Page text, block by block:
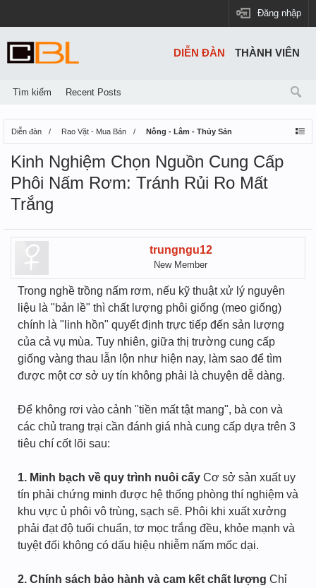
Đăng nhập
Diễn đàn Rao Vặt - Mua Bán Nông - Lâm - Thủy Sản
Kinh Nghiệm Chọn Nguồn Cung Cấp
Phôi Nấm Rơm: Tránh Rủi Ro Mất
Trắng
trungngu12
New Member
Trong nghề trồng nấm rơm, nếu kỹ thuật xử lý nguyên
liệu là "bản lề" thì chất lượng phôi giống (meo giống)
chính là "linh hồn" quyết định trực tiếp đến sản lượng
của cả vụ mùa. Tuy nhiên, giữa thị trường cung cấp
giống vàng thau lẫn lộn như hiện nay, làm sao để tìm
được một cơ sở uy tín không phải là chuyện dễ dàng.
Để không rơi vào cảnh "tiền mất tật mang", bà con và
các chủ trang trại cần đánh giá nhà cung cấp dựa trên 3
tiêu chí cốt lõi sau:
1. Minh bạch về quy trình nuôi cấy Cơ sở sản xuất uy
tín phải chứng minh được hệ thống phòng thí nghiệm và
khu vực ủ phôi vô trùng, sạch sẽ. Phôi khi xuất xưởng
phải đạt độ tuổi chuẩn, tơ mọc trắng đều, khỏe mạnh và
tuyệt đối không có dấu hiệu nhiễm nấm mốc dại.
2. Chính sách bảo hành và cam kết chất lượng Chỉ
DIỄN ĐÀN
Tìm kiếm Recent Posts
THÀNH VIÊN